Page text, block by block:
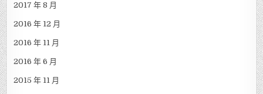
2017 年 8 月
2016 年 12 月
2016 年 11 月
2016 年 6 月
2015 年 11 月